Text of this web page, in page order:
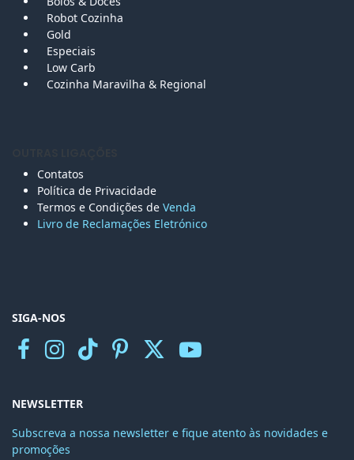
Robot Cozinha
Gold
Especiais
Low Carb
Cozinha Maravilha & Regional
Contatos
Política de Privacidade
Termos e Condições de Venda
Livro de Reclamações Eletrónico
SIGA-NOS
NEWSLETTER
Subscreva a nossa newsletter e fique atento às novidades e
promoções